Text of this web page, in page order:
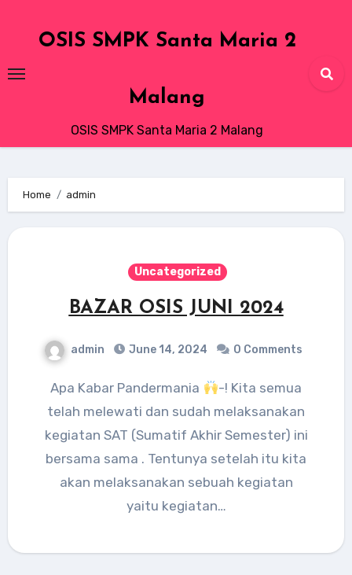
OSIS SMPK Santa Maria 2
Malang
OSIS SMPK Santa Maria 2 Malang
Home admin
Uncategorized
BAZAR OSIS JUNI 2024
admin June 14, 2024 0 Comments
Apa Kabar Pandermania
-! Kita semua
telah melewati dan sudah melaksanakan
kegiatan SAT (Sumatif Akhir Semester) ini
bersama sama . Tentunya setelah itu kita
akan melaksanakan sebuah kegiatan
yaitu kegiatan…